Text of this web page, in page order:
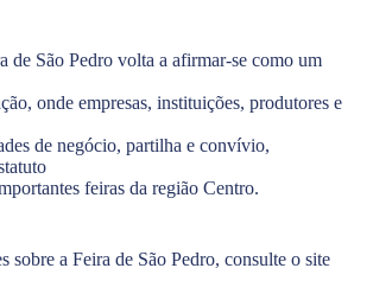
de São Pedro volta a afirmar-se como um
onde empresas, instituições, produtores e
de negócio, partilha e convívio,
feiras da região Centro.
sobre a Feira de São Pedro, consulte o site